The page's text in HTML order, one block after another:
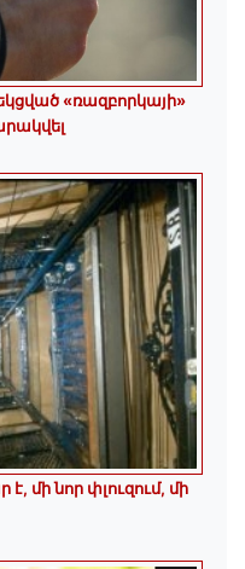
«ռազբորկայի»
մի նոր փլուզում, մի